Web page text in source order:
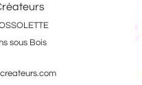
sous Bois